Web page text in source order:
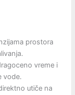
prostora
vreme i
vode.
utiče na